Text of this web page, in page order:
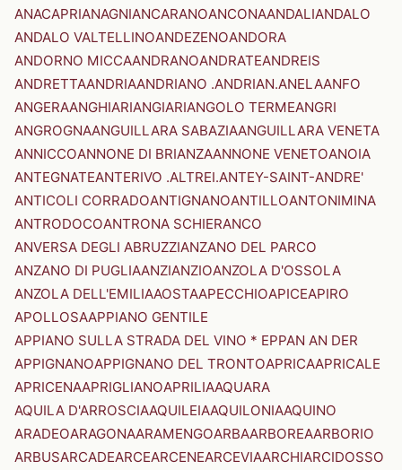
ANACAPRIANAGNIANCARANOANCONAANDALIANDALO
ANDALO VALTELLINOANDEZENOANDORA
ANDORNO MICCAANDRANOANDRATEANDREIS
ANDRETTAANDRIAANDRIANO .ANDRIAN.ANELAANFO
ANGERAANGHIARIANGIARIANGOLO TERMEANGRI
ANGROGNAANGUILLARA SABAZIAANGUILLARA VENETA
ANNICCOANNONE DI BRIANZAANNONE VENETOANOIA
ANTEGNATEANTERIVO .ALTREI.ANTEY-SAINT-ANDRE'
ANTICOLI CORRADOANTIGNANOANTILLOANTONIMINA
ANTRODOCOANTRONA SCHIERANCO
ANVERSA DEGLI ABRUZZIANZANO DEL PARCO
ANZANO DI PUGLIAANZIANZIOANZOLA D'OSSOLA
ANZOLA DELL'EMILIAAOSTAAPECCHIOAPICEAPIRO
APOLLOSAAPPIANO GENTILE
APPIANO SULLA STRADA DEL VINO * EPPAN AN DER
APPIGNANOAPPIGNANO DEL TRONTOAPRICAAPRICALE
APRICENAAPRIGLIANOAPRILIAAQUARA
AQUILA D'ARROSCIAAQUILEIAAQUILONIAAQUINO
ARADEOARAGONAARAMENGOARBAARBOREAARBORIO
ARBUSARCADEARCEARCENEARCEVIAARCHIARCIDOSSO